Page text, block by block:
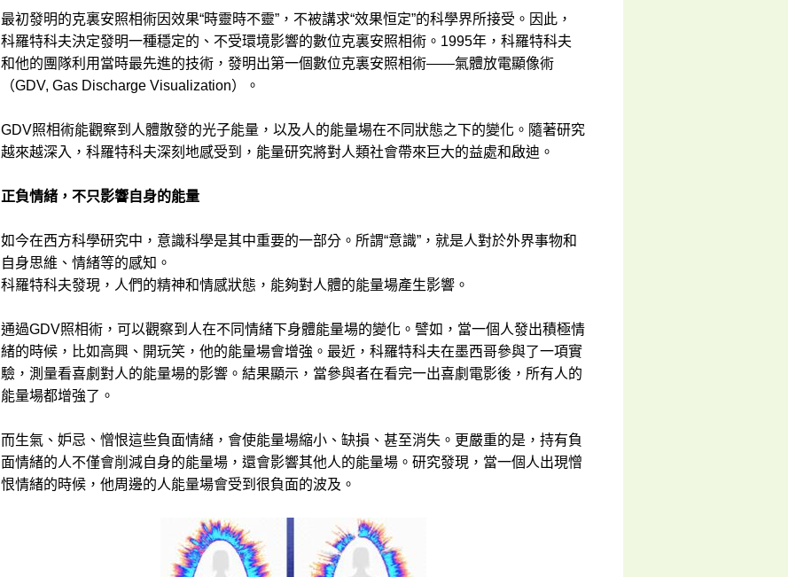
最初發明的克裏安照相術因效果“時靈時不靈”，不被講求“效果恒定”的科學界所接受。因此，
科羅特科夫決定發明一種穩定的、不受環境影響的數位克裏安照相術。1995年，科羅特科夫
和他的團隊利用當時最先進的技術，發明出第一個數位克裏安照相術——氣體放電顯像術
（GDV, Gas Discharge Visualization）。
GDV照相術能觀察到人體散發的光子能量，以及人的能量場在不同狀態之下的變化。隨著研究
越來越深入，科羅特科夫深刻地感受到，能量研究將對人類社會帶來巨大的益處和啟迪。
正負情緒，不只影響自身的能量
如今在西方科學研究中，意識科學是其中重要的一部分。所謂“意識”，就是人對於外界事物和
自身思維、情緒等的感知。
科羅特科夫發現，人們的精神和情感狀態，能夠對人體的能量場產生影響。
通過GDV照相術，可以觀察到人在不同情緒下身體能量場的變化。譬如，當一個人發出積極情
緒的時候，比如高興、開玩笑，他的能量場會增強。最近，科羅特科夫在墨西哥參與了一項實
驗，測量看喜劇對人的能量場的影響。結果顯示，當參與者在看完一出喜劇電影後，所有人的
能量場都增強了。
而生氣、妒忌、憎恨這些負面情緒，會使能量場縮小、缺損、甚至消失。更嚴重的是，持有負
面情緒的人不僅會削減自身的能量場，還會影響其他人的能量場。研究發現，當一個人出現憎
恨情緒的時候，他周邊的人能量場會受到很負面的波及。